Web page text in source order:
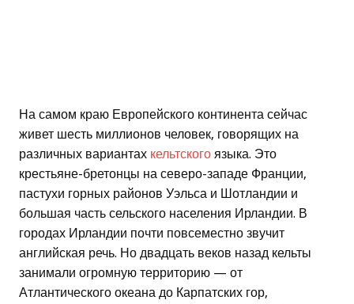
На самом краю Европейского континента сейчас
живет шесть миллионов человек, говорящих на
различных вариантах кельтского языка. Это
крестьяне-бретонцы на северо-западе Франции,
пастухи горных районов Уэльса и Шотландии и
большая часть сельского населения Ирландии. В
городах Ирландии почти повсеместно звучит
английская речь. Но двадцать веков назад кельты
занимали огромную территорию — от
Атлантического океана до Карпатских гор,